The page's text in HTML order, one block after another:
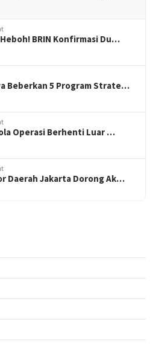
BRIN Konfirmasi Du…
Beberkan 5 Program Strate…
Operasi Berhenti Luar …
Daerah Jakarta Dorong Ak…